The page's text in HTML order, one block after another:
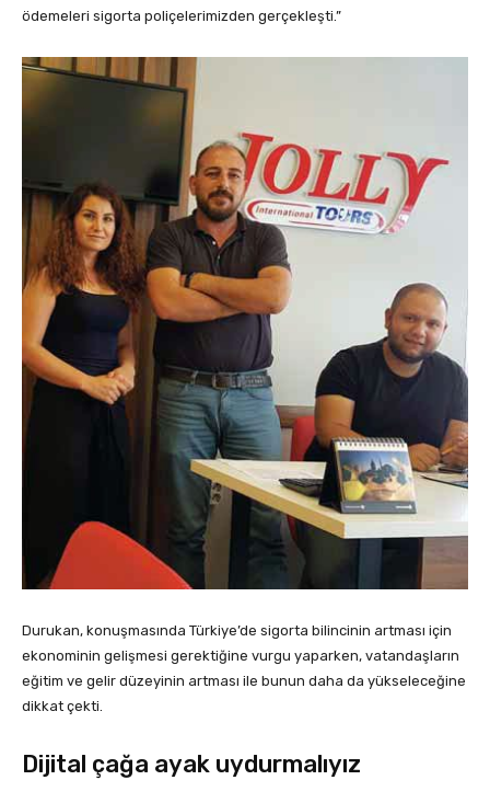
ödemeleri sigorta poliçelerimizden gerçekleşti.”
Durukan, konuşmasında Türkiye’de sigorta bilincinin artması için
ekonominin gelişmesi gerektiğine vurgu yaparken, vatandaşların
eğitim ve gelir düzeyinin artması ile bunun daha da yükseleceğine
dikkat çekti.
Dijital çağa ayak uydurmalıyız